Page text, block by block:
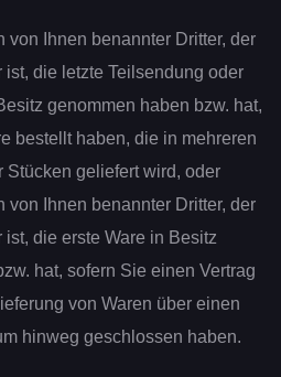
von Ihnen benannter Dritter, der
ist, die letzte Teilsendung oder
genommen haben bzw. hat,
bestellt haben, die in mehreren
Stücken geliefert wird, oder
von Ihnen benannter Dritter, der
die erste Ware in Besitz
hat, sofern Sie einen Vertrag
von Waren über einen
hinweg geschlossen haben.